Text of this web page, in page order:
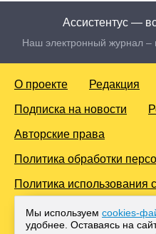
Ассистентус —
Наш электронный журнал –
О проекте Редакция
Подписка на новости
Авторские права
Политика обработки
Политика использования
© 2016-2026 Все права
Любое копирование
Мы используем cookies-
удобнее. Оставаясь на